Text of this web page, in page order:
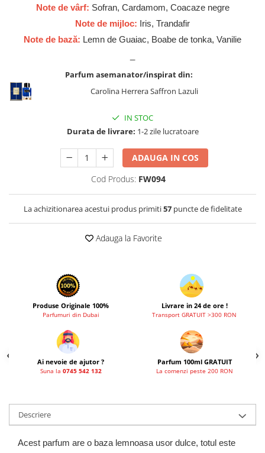
Note de vârf: Sofran, Cardamom, Coacaze negre
Note de mijloc: Iris, Trandafir
Note de bază: Lemn de Guaiac, Boabe de tonka, Vanilie
Parfum asemanator/inspirat din:
Carolina Herrera Saffron Lazuli
IN STOC
Durata de livrare: 1-2 zile lucratoare
ADAUGA IN COS
Cod Produs: FW094
La achizitionarea acestui produs primiti57puncte de fidelitate
Adauga la Favorite
Produse Originale 100%
Parfumuri din Dubai
Livrare in 24 de ore !
Transport GRATUIT >300 RON
Ai nevoie de ajutor ?
Suna la 0745 542 132
Parfum 100ml GRATUIT
La comenzi peste 200 RON
Descriere
Acest parfum are o baza lemnoasa usor dulce, totul este